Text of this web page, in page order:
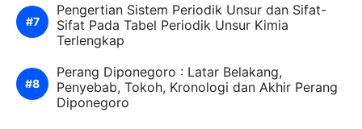
Pengertian Sistem Periodik Unsur dan Sifat-
Sifat Pada Tabel Periodik Unsur Kimia
Terlengkap
Perang Diponegoro : Latar Belakang,
Penyebab, Tokoh, Kronologi dan Akhir Perang
Diponegoro